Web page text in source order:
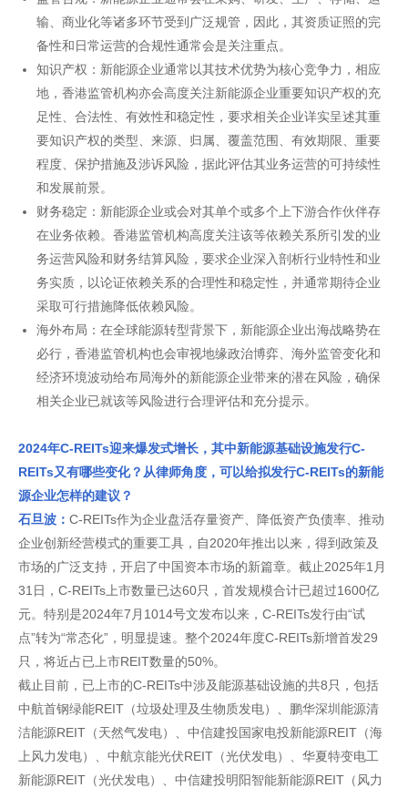
输、商业化等诸多环节受到广泛规管，因此，其资质证照的完
备性和日常运营的合规性通常会是关注重点。
知识产权：新能源企业通常以其技术优势为核心竞争力，相应
地，香港监管机构亦会高度关注新能源企业重要知识产权的充
足性、合法性、有效性和稳定性，要求相关企业详实呈述其重
要知识产权的类型、来源、归属、覆盖范围、有效期限、重要
程度、保护措施及涉诉风险，据此评估其业务运营的可持续性
和发展前景。
财务稳定：新能源企业或会对其单个或多个上下游合作伙伴存
在业务依赖。香港监管机构高度关注该等依赖关系所引发的业
务运营风险和财务结算风险，要求企业深入剖析行业特性和业
务实质，以论证依赖关系的合理性和稳定性，并通常期待企业
采取可行措施降低依赖风险。
海外布局：在全球能源转型背景下，新能源企业出海战略势在
必行，香港监管机构也会审视地缘政治博弈、海外监管变化和
经济环境波动给布局海外的新能源企业带来的潜在风险，确保
相关企业已就该等风险进行合理评估和充分提示。
2024年C-REITs迎来爆发式增长，其中新能源基础设施发行C-
REITs又有哪些变化？从律师角度，可以给拟发行C-REITs的新能
源企业怎样的建议？
石旦波： C-REITs作为企业盘活存量资产、降低资产负债率、推动
企业创新经营模式的重要工具，自2020年推出以来，得到政策及
市场的广泛支持，开启了中国资本市场的新篇章。截止2025年1月
31日，C-REITs上市数量已达60只，首发规模合计已超过1600亿
元。特别是2024年7月1014号文发布以来，C-REITs发行由“试
点”转为“常态化”，明显提速。整个2024年度C-REITs新增首发29
只，将近占已上市REIT数量的50%。
截止目前，已上市的C-REITs中涉及能源基础设施的共8只，包括
中航首钢绿能REIT（垃圾处理及生物质发电）、鹏华深圳能源清
洁能源REIT（天然气发电）、中信建投国家电投新能源REIT（海
上风力发电）、中航京能光伏REIT（光伏发电）、华夏特变电工
新能源REIT（光伏发电）、中信建投明阳智能新能源REIT（风力